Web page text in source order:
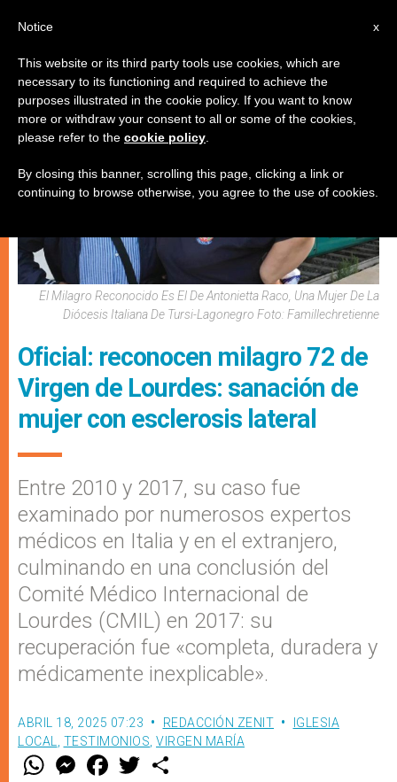
IGLESIA LOCAL,TESTIMONIOS,VIRGEN MARÍA
El Milagro Reconocido Es El De Antonietta Raco, Una Mujer De La
Diócesis Italiana De Tursi-Lagonegro Foto: Famillechretienne
Oficial: reconocen milagro 72 de
Virgen de Lourdes: sanación de
mujer con esclerosis lateral
Entre 2010 y 2017, su caso fue
examinado por numerosos expertos
médicos en Italia y en el extranjero,
culminando en una conclusión del
Comité Médico Internacional de
Lourdes (CMIL) en 2017: su
recuperación fue «completa, duradera y
médicamente inexplicable».
ABRIL 18, 2025 07:23 REDACCIÓN ZENIT
IGLESIA
LOCAL
TESTIMONIOS VIRGEN MARÍA
W M
e
F
a w
x
Notice
This website or its third party tools use cookies, which are
necessary to its functioning and required to achieve the
purposes illustrated in the cookie policy. If you want to know
more or withdraw your consent to all or some of the cookies,
please refer to the cookie policy
By closing this banner, scrolling this page, clicking a link or
continuing to browse otherwise, you agree to the use of cookies.